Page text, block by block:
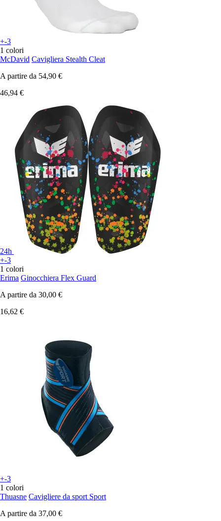
+-3
1 colori
McDavid Cavigliera Stealth Cleat
A partire da 54,90 €
46,94 €
24h
+-3
1 colori
Erima Ginocchiera Flex Guard
A partire da 30,00 €
16,62 €
+-3
1 colori
Thuasne Cavigliere da sport Sport
A partire da 37,00 €